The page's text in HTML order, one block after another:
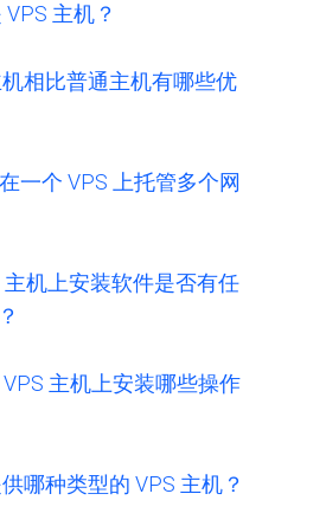
主机？
机相比普通主机有哪些优
一个 VPS 上托管多个网
主机上安装软件是否有任
主机上安装哪些操作
哪种类型的 VPS 主机？